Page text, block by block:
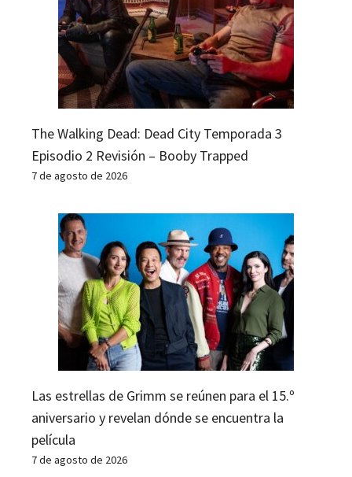
The Walking Dead: Dead City Temporada 3
Episodio 2 Revisión – Booby Trapped
7 de agosto de 2026
Las estrellas de Grimm se reúnen para el 15.º
aniversario y revelan dónde se encuentra la
película
7 de agosto de 2026